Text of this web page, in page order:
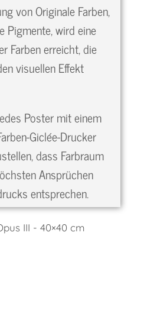
von Originale Farben,
Pigmente, wird eine
Farben erreicht, die
visuellen Effekt
Poster mit einem
Giclée-Drucker
dass Farbraum
Ansprüchen
entsprechen.
III - 40×40 cm